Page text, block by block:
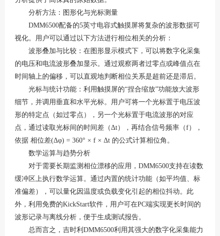
分析方法：图形化与光标测量
DMM6500配备的5英寸电容式触摸屏将复杂的波形数据可
视化。用户可以通过以下方法进行相位相关的分析：
波形叠加与比较：在图形显示模式下，可以将数字化采集
的电压和电流波形叠加显示。通过观察两者过零点或峰值点在
时间轴上的偏移，可以直观地判断相位关系是超前还是滞后。
光标与统计功能：利用触摸屏的“捏合缩放”功能放大波形
细节，并调用垂直和水平光标。用户可将一个光标置于电压波
形的特定点（如过零点），另一个光标置于电流波形的对应
点，通过读取光标间的时间差（Δt），再结合信号频率（f），
依据 相位差(Δφ) = 360° × f × Δt 的公式计算相位角。
数学运算与趋势分析
对于需要长期监测相位漂移的应用， DMM6500支持在读数
缓冲区上执行数学运算。通过内置的统计功能（如平均值、标
准偏差），可以量化因温度或负载变化引起的相位抖动。此
外，利用免费的KickStart软件，用户可在PC端实现更长时间的
波形记录与离线分析，便于生成测试报告。
总而言之，吉时利 DMM6500利用其强大的数字化采集能力